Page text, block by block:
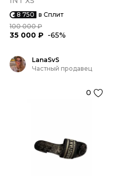
8 750 в Сплит
100 000 ₽
35 000 ₽ -65%
LanaSvS
Частный продавец
0